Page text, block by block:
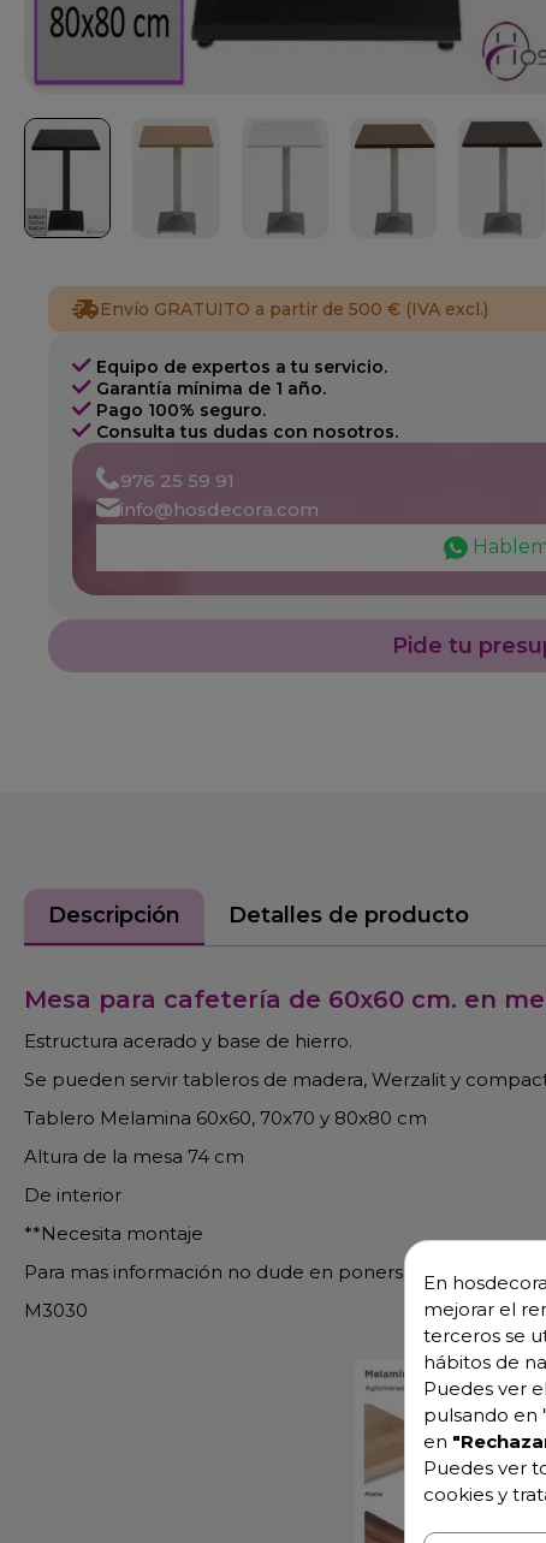
Envío GRATUITO a partir de 500 € (IVA excl.)
Equipo de expertos a tu servicio.
Garantía mínima de 1 año.
Pago 100% seguro.
Consulta tus dudas con nosotros.
976 25 59 91
info@hosdecora.com
Pide tu
Descripción Detalles de producto
Mesa para cafetería de 60x60 cm. en
Estructura acerado y base de hierro.
Se pueden servir tableros de madera, Werzalit y
Tablero Melamina 60x60, 70x70 y 80x80 cm
Altura de la mesa 74 cm
De interior
**Necesita montaje
Para mas información no dude en ponerse en contacto
M3030
En
mejorar el
terceros se
hábitos de
Puedes ver
pulsando en
en
Puedes ver
cookies y